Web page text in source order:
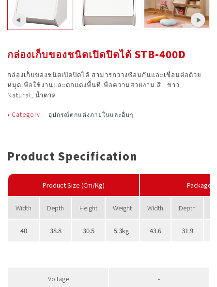
กล่องเก็บของชนิดเปิดปิดได้ STB-400D
กล่องเก็บของชนิดเปิดปิดได้ สามารถวางซ้อนกันและเชื่อมต่อด้วย
หมุดเพื่อใช้งานและตกแต่งพื้นที่เพื่อความสวยงาม สี : ขาว,
Natural, น้ำตาล
• Category : อุปกรณ์ตกแต่งภายในและอื่นๆ
Product Specification
Product Size (Cm/Kg)
Width Depth Height Weight Width Depth
40 38.8 30.5 5.3kg. 43.6 31.9
Voltage -